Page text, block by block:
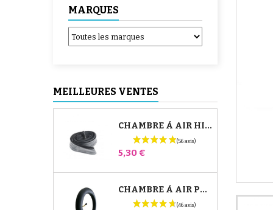
MARQUES
MEILLEURES VENTES
CHAMBRE À AIR HIGH TREK BÉBÉ CONFORT
Prix
5,30 €
CHAMBRE À AIR POUSSETTE JANÉ SLALOM PRO ET POWERTWIN